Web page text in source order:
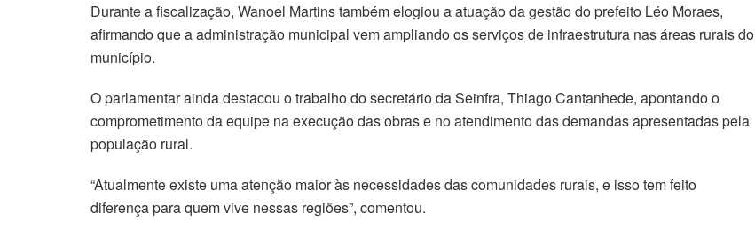
Durante a fiscalização, Wanoel Martins também elogiou a atuação da gestão do prefeito Léo Moraes,
afirmando que a administração municipal vem ampliando os serviços de infraestrutura nas áreas rurais do
município.
O parlamentar ainda destacou o trabalho do secretário da Seinfra, Thiago Cantanhede, apontando o
comprometimento da equipe na execução das obras e no atendimento das demandas apresentadas pela
população rural.
“Atualmente existe uma atenção maior às necessidades das comunidades rurais, e isso tem feito
diferença para quem vive nessas regiões”, comentou.